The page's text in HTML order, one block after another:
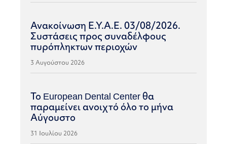
Ανακοίνωση Ε.Υ.Α.Ε. 03/08/2026.
Συστάσεις προς συναδέλφους
πυρόπληκτων περιοχών
3 Αυγούστου 2026
Το European Dental Center θα
παραμείνει ανοιχτό όλο το μήνα
Αύγουστο
31 Ιουλίου 2026